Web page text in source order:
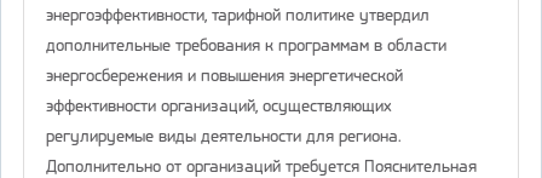
энергоэффективности, тарифной политике утвердил
дополнительные требования к программам в области
энергосбережения и повышения энергетической
эффективности организаций, осуществляющих
регулируемые виды деятельности для региона.
Дополнительно от организаций требуется Пояснительная